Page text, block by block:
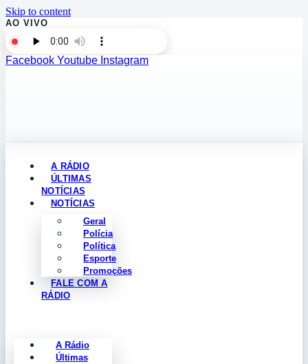
Skip to content
AO VIVO
Facebook Youtube Instagram
A RÁDIO
ÚLTIMAS
NOTÍCIAS
NOTÍCIAS
Geral
Polícia
Política
Esporte
Promoções
FALE COM A
RÁDIO
A Rádio
Últimas